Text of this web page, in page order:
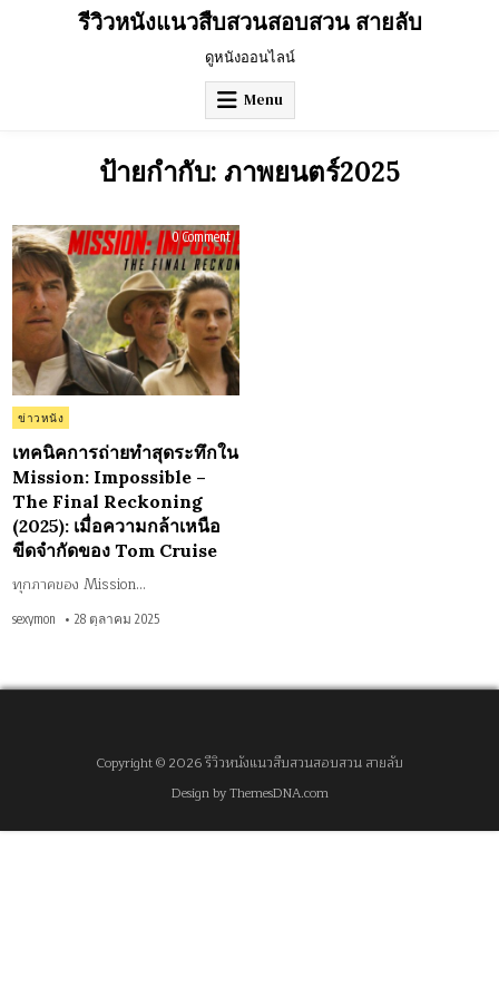
รีวิวหนังแนวสืบสวนสอบสวน สายลับ
ดูหนังออนไลน์
Menu
ป้ายกำกับ: ภาพยนตร์2025
0 Commenton
เทคนิค
การ
ถ่าย
ทำ
สุด
ระทึก
ใน
Mission:
Impossible
–
The
Final
ความ
กล้า
Posted
ข่าวหนัง
เทคนิคการถ่ายทำสุดระทึกใน
Mission: Impossible –
The Final Reckoning
(2025): เมื่อความกล้าเหนือ
ขีดจำกัดของ Tom Cruise
ทุกภาคของ Mission…
sexymon 28 ตุลาคม 2025
Copyright © 2026 รีวิวหนังแนวสืบสวนสอบสวน สายลับ
Design by ThemesDNA.com